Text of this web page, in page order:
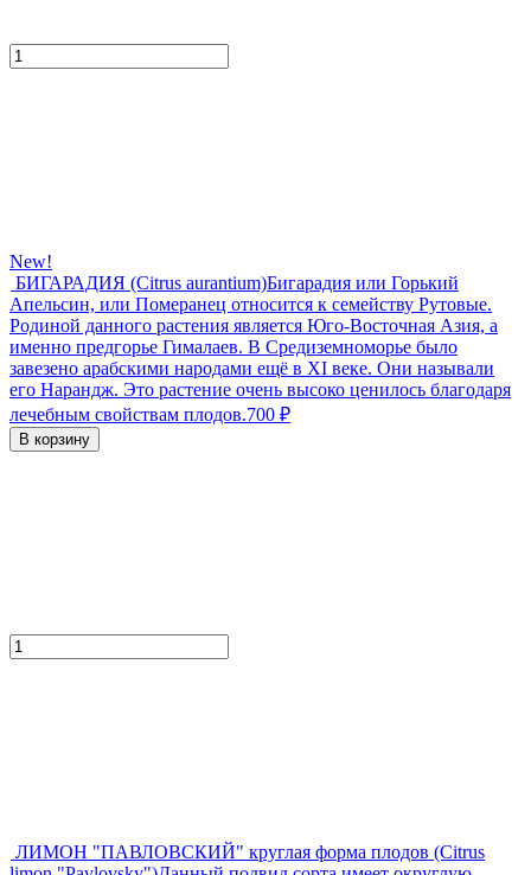
New!
БИГАРАДИЯ (Citrus aurantium)Бигарадия или Горький
Апельсин, или Померанец относится к семейству Рутовые.
Родиной данного растения является Юго-Восточная Азия, а
именно предгорье Гималаев. В Средиземноморье было
завезено арабскими народами ещё в XI веке. Они называли
его Нарандж. Это растение очень высоко ценилось благодаря
лечебным свойствам плодов.700 ₽
В корзину
ЛИМОН "ПАВЛОВСКИЙ" круглая форма плодов (Citrus